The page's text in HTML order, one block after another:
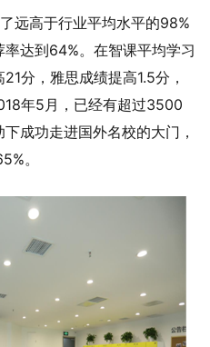
远高于行业平均水平的98%
达到64%。在智课平均学习
分，雅思成绩提高1.5分，
年5月，已经有超过3500
成功走进国外名校的大门，
。